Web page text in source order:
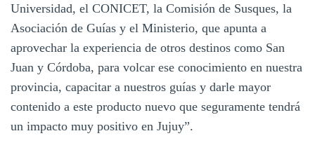
Universidad, el CONICET, la Comisión de Susques, la
Asociación de Guías y el Ministerio, que apunta a
aprovechar la experiencia de otros destinos como San
Juan y Córdoba, para volcar ese conocimiento en nuestra
provincia, capacitar a nuestros guías y darle mayor
contenido a este producto nuevo que seguramente tendrá
un impacto muy positivo en Jujuy”.